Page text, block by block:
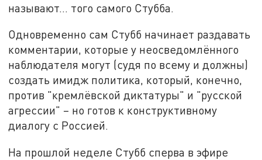
называют... того самого Стубба.
Одновременно сам Стубб начинает раздавать
комментарии, которые у неосведомлённого
наблюдателя могут (судя по всему и должны)
создать имидж политика, который, конечно,
против "кремлёвской диктатуры" и "русской
агрессии" – но готов к конструктивному
диалогу с Россией.
На прошлой неделе Стубб сперва в эфире